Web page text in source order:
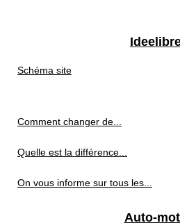
Schéma site
Comment changer de...
Quelle est la différence...
On vous informe sur tous les...
Auto-